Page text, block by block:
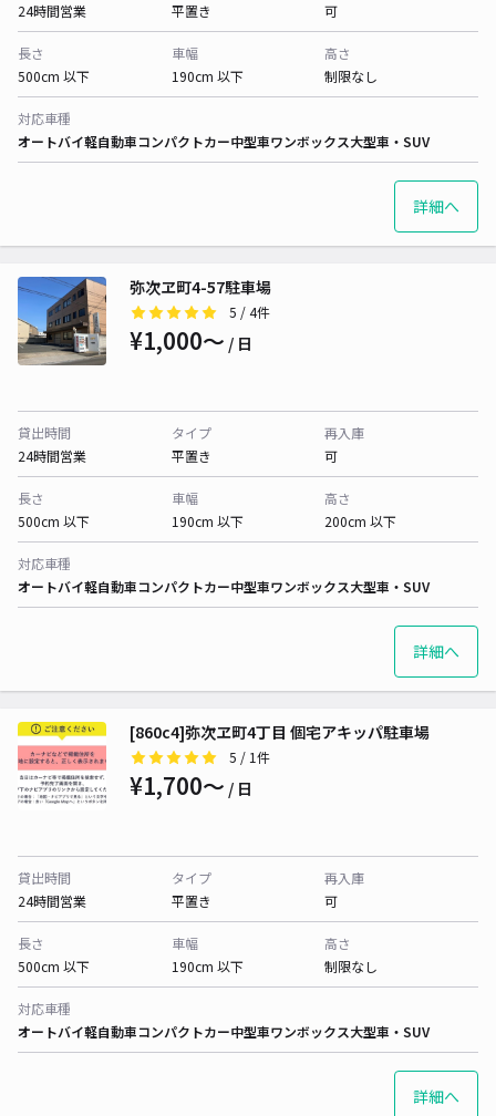
24時間営業
平置き
可
長さ
500cm 以下
車幅
190cm 以下
高さ
制限なし
対応車種
オートバイ軽自動車コンパクトカー中型車ワンボックス大型車・SUV
詳細へ
弥次ヱ町4-57駐車場
5 / 4件
¥1,000〜 / 日
貸出時間
24時間営業
タイプ
平置き
再入庫
可
長さ
500cm 以下
車幅
190cm 以下
高さ
200cm 以下
対応車種
オートバイ軽自動車コンパクトカー中型車ワンボックス大型車・SUV
詳細へ
[860c4]弥次ヱ町4丁目 個宅アキッパ駐車場
5 / 1件
¥1,700〜 / 日
貸出時間
24時間営業
タイプ
平置き
再入庫
可
長さ
500cm 以下
車幅
190cm 以下
高さ
制限なし
対応車種
オートバイ軽自動車コンパクトカー中型車ワンボックス大型車・SUV
詳細へ